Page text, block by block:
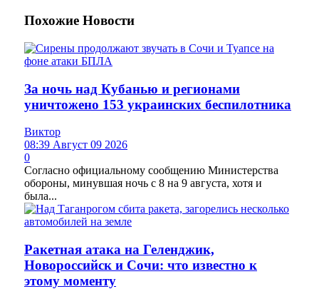
Похожие Новости
За ночь над Кубанью и регионами
уничтожено 153 украинских беспилотника
Виктор
08:39 Август 09 2026
0
Согласно официальному сообщению Министерства
обороны, минувшая ночь с 8 на 9 августа, хотя и
была...
Ракетная атака на Геленджик,
Новороссийск и Сочи: что известно к
этому моменту